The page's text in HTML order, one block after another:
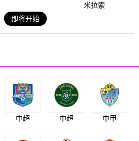
米拉索
即将开始
中超 中超 中甲